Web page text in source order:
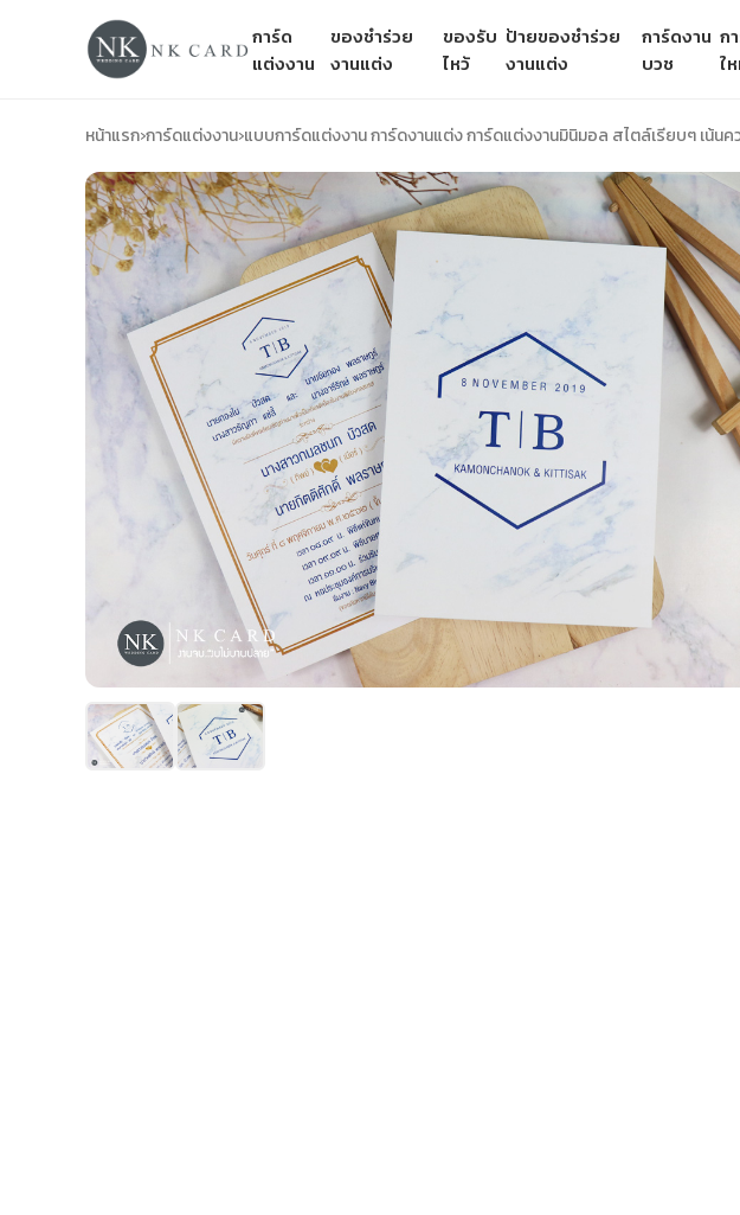
การ์ด
แต่งงาน
ของชำร่วย
งานแต่ง
ของรับ
ไหว้
ป้ายของชำร่วย
งานแต่ง
การ์ดงาน
บวช
ก
ใ
หน้าแรก›การ์ดแต่งงาน›แบบการ์ดแต่งงาน การ์ดงานแต่ง การ์ดแต่งงานมินิมอล สไตล์เรียบๆ เน้น